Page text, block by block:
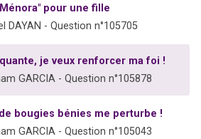
pour une fille
DAYAN - Question n°105705
je veux renforcer ma foi !
GARCIA - Question n°105878
bougies bénies me perturbe !
GARCIA - Question n°105043